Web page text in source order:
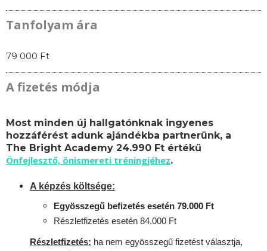
Tanfolyam ára
79 000 Ft
A fizetés módja
Most minden új hallgatónknak ingyenes
hozzáférést adunk ajándékba partnerünk, a
The Bright Academy 24.990 Ft értékű
Önfejlesztő, önismereti tréningjéhez.
A képzés költsége:
Egyösszegű befizetés esetén 79.000 Ft
Részletfizetés esetén 84.000 Ft
Részletfizetés: ha nem egyösszegű fizetést választja,